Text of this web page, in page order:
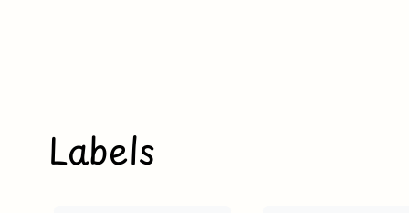
Labels